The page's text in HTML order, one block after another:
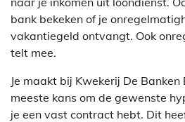
bank bekeken of je
vakantiegeld ontvangt. Ook
telt mee.
Je maakt bij Kwekerij De Banken
meeste kans om de gewenste
je een vast contract hebt. Dit